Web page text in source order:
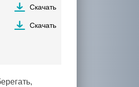
Скачать
Скачать